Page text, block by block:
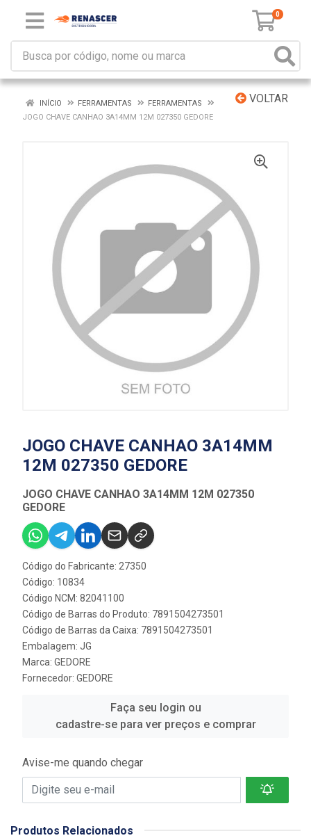
0
VOLTAR
INÍCIO FERRAMENTAS
FERRAMENTAS
JOGO CHAVE CANHAO 3A14MM 12M 027350 GEDORE
JOGO CHAVE CANHAO 3A14MM
12M 027350 GEDORE
JOGO CHAVE CANHAO 3A14MM 12M 027350
GEDORE
Código do Fabricante: 27350
Código: 10834
Código NCM: 82041100
Código de Barras do Produto: 7891504273501
Código de Barras da Caixa: 7891504273501
Embalagem: JG
Marca: GEDORE
Fornecedor: GEDORE
Faça seu login ou
cadastre-se para ver preços e comprar
Avise-me quando chegar
Produtos Relacionados